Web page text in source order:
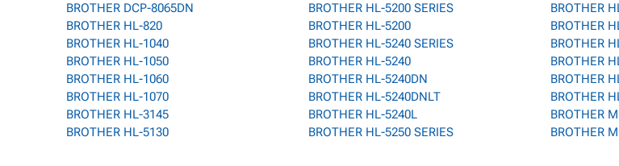
BROTHER DCP-8065DN
BROTHER HL-820
BROTHER HL-1040
BROTHER HL-1050
BROTHER HL-1060
BROTHER HL-1070
BROTHER HL-3145
BROTHER HL-5130
BROTHER HL-5200 SERIES
BROTHER HL-5200
BROTHER HL-5240 SERIES
BROTHER HL-5240
BROTHER HL-5240DN
BROTHER HL-5240DNLT
BROTHER HL-5240L
BROTHER HL-5250 SERIES
BROTHER
BROTHER
BROTHER
BROTHER
BROTHER
BROTHER
BROTHER
BROTHER